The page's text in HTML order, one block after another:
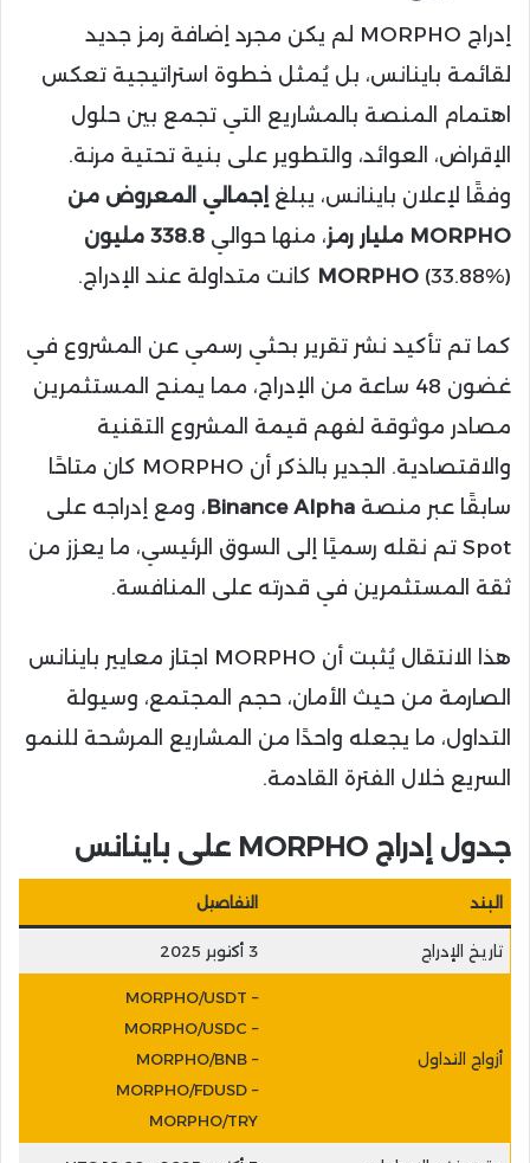
إدراج MORPHO لم يكن مجرد إضافة رمز جديد
لقائمة باينانس، بل يُمثل خطوة استراتيجية تعكس
اهتمام المنصة بالمشاريع التي تجمع بين حلول
الإقراض، العوائد، والتطوير على بنية تحتية مرنة.
وفقًا لإعلان باينانس، يبلغ إجمالي المعروض من
MORPHO مليار رمز
، منها حوالي
338.8 مليون
MORPHO (33.88%) كانت متداولة عند الإدراج.
كما تم تأكيد نشر تقرير بحثي رسمي عن المشروع في
غضون 48 ساعة من الإدراج، مما يمنح المستثمرين
مصادر موثوقة لفهم قيمة المشروع التقنية
والاقتصادية. الجدير بالذكر أن MORPHO كان متاحًا
سابقًا عبر منصة Binance Alpha، ومع إدراجه على
Spot تم نقله رسميًا إلى السوق الرئيسي، ما يعزز من
ثقة المستثمرين في قدرته على المنافسة.
هذا الانتقال يُثبت أن MORPHO اجتاز معايير باينانس
الصارمة من حيث الأمان، حجم المجتمع، وسيولة
التداول، ما يجعله واحدًا من المشاريع المرشحة للنمو
السريع خلال الفترة القادمة.
جدول إدراج MORPHO على باينانس
البند التفاصيل
تاريخ الإدراج 3 أكتوبر 2025
أزواج التداول
MORPHO/USDT –
MORPHO/USDC –
MORPHO/BNB –
MORPHO/FDUSD –
MORPHO/TRY